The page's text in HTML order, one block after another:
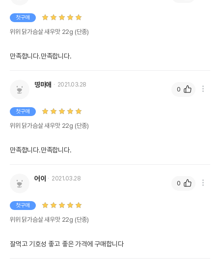
첫구매
위위 닭가슴살 새우맛 22g (단종)
만족합니다.만족합니다.
띵마애 2021.03.28
첫구매
위위 닭가슴살 새우맛 22g (단종)
만족합니다.만족합니다.
0
어이 2021.03.28
첫구매
위위 닭가슴살 새우맛 22g (단종)
잘먹고 기호성 좋고 좋은 가격에 구매합니다
0